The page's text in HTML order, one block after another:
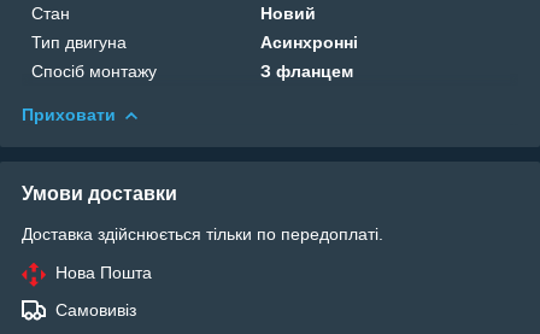
Стан
Новий
Тип двигуна
Асинхронні
Спосіб монтажу
З фланцем
Приховати
Умови доставки
Доставка здійснюється тільки по передоплаті.
Нова Пошта
Самовивіз